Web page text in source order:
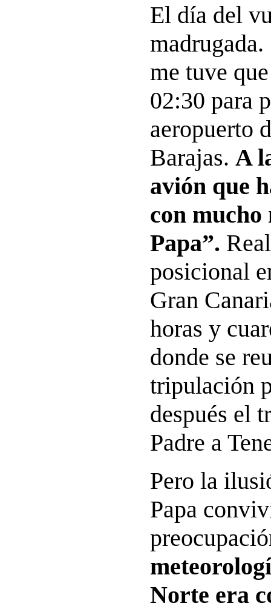
El día del
me tuve
02:30 para
aeropuerto
Barajas. A
avión que
con
Papa”.
posicional
Gran
horas y
donde se
tripulación
después el
Padre a
Pero la
Papa
Norte era